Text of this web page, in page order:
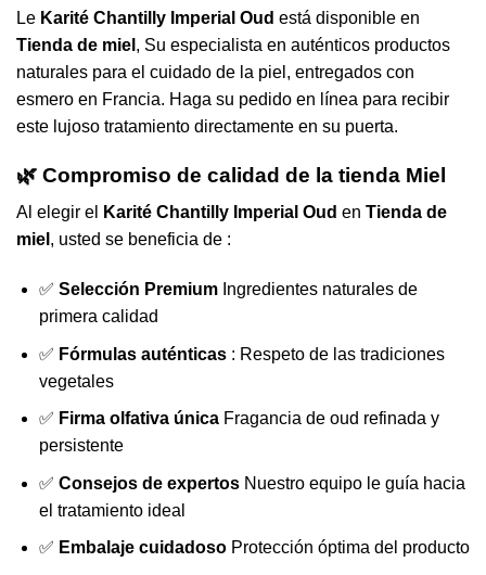
Le Karité Chantilly Imperial Oud está disponible en
Tienda de miel , Su especialista en auténticos productos
naturales para el cuidado de la piel, entregados con
esmero en Francia. Haga su pedido en línea para recibir
este lujoso tratamiento directamente en su puerta.
🌿 Compromiso de calidad de la tienda Miel
Al elegir el Karité Chantilly Imperial Oud en Tienda de
miel , usted se beneficia de :
✅ Selección PremiumIngredientes naturales de
primera calidad
✅ Fórmulas auténticas: Respeto de las tradiciones
vegetales
✅ Firma olfativa únicaFragancia de oud refinada y
persistente
✅ Consejos de expertosNuestro equipo le guía hacia
el tratamiento ideal
✅ Embalaje cuidadosoProtección óptima del producto